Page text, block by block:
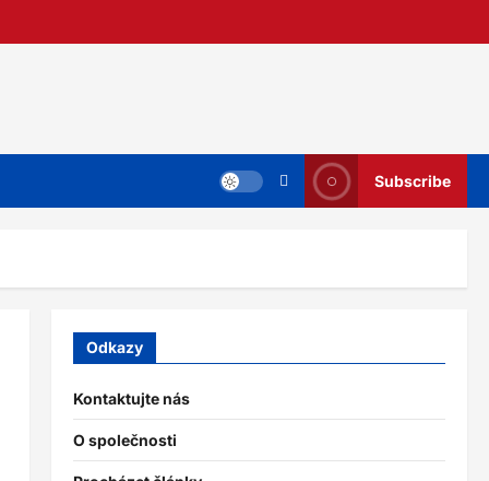
Subscribe
Odkazy
Kontaktujte nás
O společnosti